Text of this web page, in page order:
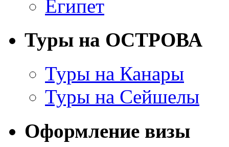
Египет
Туры на ОСТРОВА
Туры на Канары
Туры на Сейшелы
Оформление визы